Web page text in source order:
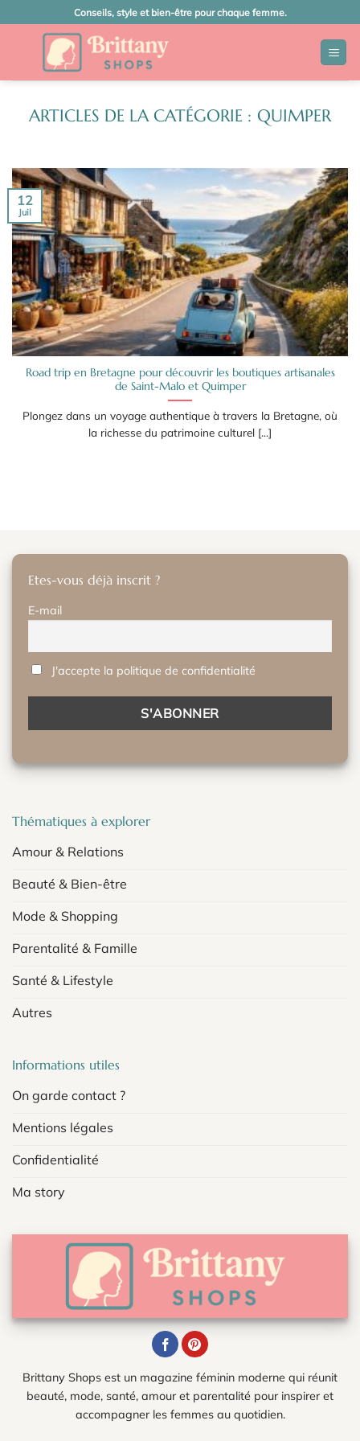
au
Conseils, style et bien-être pour chaque femme.
QUIMPER
Road trip en Bretagne pour découvrir les boutiques artisanales
de Saint-Malo et Quimper
Plongez dans un voyage authentique à travers la Bretagne, où
la richesse du patrimoine culturel [...]
12
Juil
Etes-vous déjà inscrit ?
E-mail
J'accepte la politique de confidentialité
Thématiques à explorer
Amour & Relations
Beauté & Bien-être
Mode & Shopping
Parentalité & Famille
Santé & Lifestyle
Autres
Informations utiles
On garde contact ?
Mentions légales
Confidentialité
Ma story
Brittany Shops est un magazine féminin moderne qui réunit
beauté, mode, santé, amour et parentalité pour inspirer et
accompagner les femmes au quotidien.